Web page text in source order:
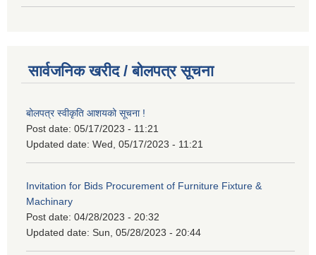
सार्वजनिक खरीद / बोलपत्र सूचना
बोलपत्र स्वीकृति आशयको सूचना !
Post date: 05/17/2023 - 11:21
Updated date: Wed, 05/17/2023 - 11:21
Invitation for Bids Procurement of Furniture Fixture &
Machinary
Post date: 04/28/2023 - 20:32
Updated date: Sun, 05/28/2023 - 20:44